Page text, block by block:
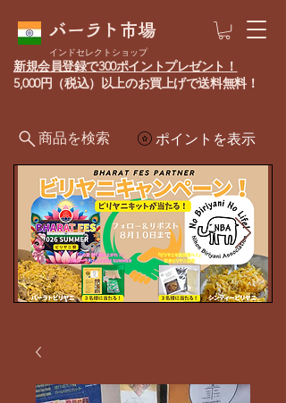
バーラト市場
ポイントを表示
新規会員登録で300ポイントプレゼント！
5,000円（税込）以上のお買上げで送料無料！
インドセレクトショップ
商品を検索